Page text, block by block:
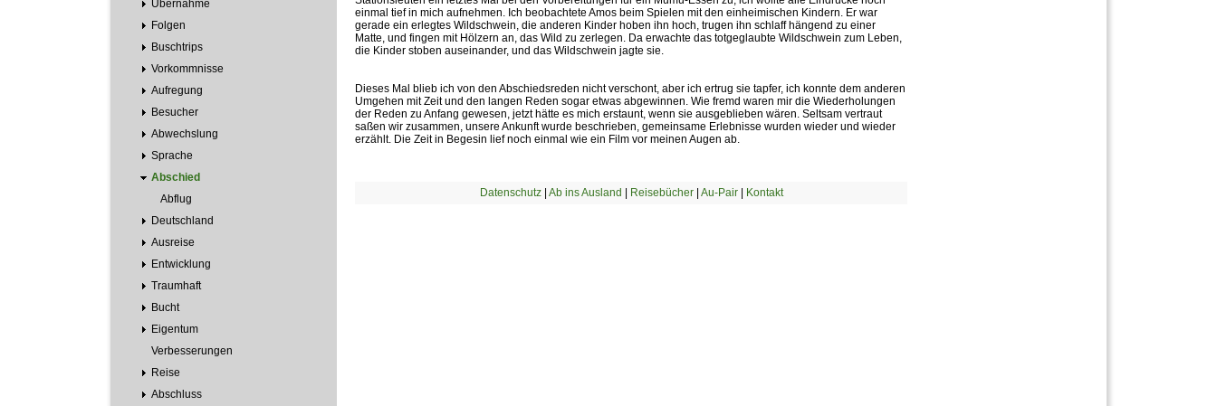
Übernahme
Folgen
Buschtrips
Vorkommnisse
Aufregung
Besucher
Abwechslung
Sprache
Abschied
Abflug
Deutschland
Ausreise
Entwicklung
Traumhaft
Bucht
Eigentum
Verbesserungen
Reise
Abschluss
einmal tief in mich aufnehmen. Ich beobachtete Amos beim Spielen mit den einheimischen Kindern. Er war
gerade ein erlegtes Wildschwein, die anderen Kinder hoben ihn hoch, trugen ihn schlaff hängend zu einer
Matte, und fingen mit Hölzern an, das Wild zu zerlegen. Da erwachte das totgeglaubte Wildschwein zum Leben,
die Kinder stoben auseinander, und das Wildschwein jagte sie.
Dieses Mal blieb ich von den Abschiedsreden nicht verschont, aber ich ertrug sie tapfer, ich konnte dem anderen
Umgehen mit Zeit und den langen Reden sogar etwas abgewinnen. Wie fremd waren mir die Wiederholungen
der Reden zu Anfang gewesen, jetzt hätte es mich erstaunt, wenn sie ausgeblieben wären. Seltsam vertraut
saßen wir zusammen, unsere Ankunft wurde beschrieben, gemeinsame Erlebnisse wurden wieder und wieder
erzählt. Die Zeit in Begesin lief noch einmal wie ein Film vor meinen Augen ab.
Datenschutz| Ab ins Ausland Reisebücher| Au-Pair| Kontakt